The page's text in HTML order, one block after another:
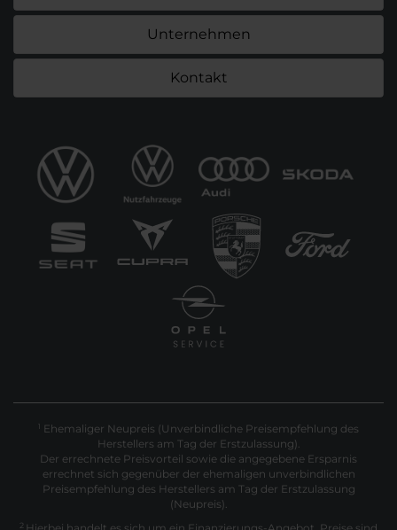
Unternehmen
Kontakt
1 Ehemaliger Neupreis (Unverbindliche Preisempfehlung des
Herstellers am Tag der Erstzulassung).
Der errechnete Preisvorteil sowie die angegebene Ersparnis
errechnet sich gegenüber der ehemaligen unverbindlichen
Preisempfehlung des Herstellers am Tag der Erstzulassung
(Neupreis).
2